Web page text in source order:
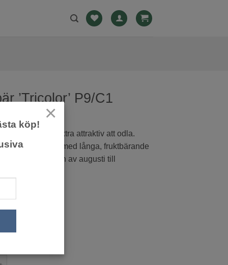
’Tricolor’ P9/C1
vilket gör den extra attraktiv att odla.
växer snabbt med långa, fruktbärande
från början av augusti till
kr
P9/C1 mängd
×
köp!